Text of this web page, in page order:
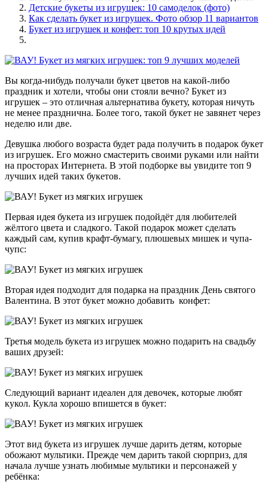
Детские букеты из игрушек: 10 самоделок (фото)
Как сделать букет из игрушек. Фото обзор 11 вариантов
Букет из игрушек и конфет: топ 10 крутых идей
Вы когда-нибудь получали букет цветов на какой-либо
праздник и хотели, чтобы они стояли вечно? Букет из
игрушек – это отличная альтернатива букету, которая ничуть
не менее празднична. Более того, такой букет не завянет через
неделю или две.
Девушка любого возраста будет рада получить в подарок букет
из игрушек. Его можно смастерить своими руками или найти
на просторах Интернета. В этой подборке вы увидите топ 9
лучших идей таких букетов.
Первая идея букета из игрушек подойдёт для любителей
жёлтого цвета и сладкого. Такой подарок может сделать
каждый сам, купив крафт-бумагу, плюшевых мишек и чупа-
чупс:
Вторая идея подходит для подарка на праздник День святого
Валентина. В этот букет можно добавить конфет:
Третья модель букета из игрушек можно подарить на свадьбу
ваших друзей:
Следующий вариант идеален для девочек, которые любят
кукол. Кукла хорошо впишется в букет:
Этот вид букета из игрушек лучше дарить детям, которые
обожают мультики. Прежде чем дарить такой сюрприз, для
начала лучше узнать любимые мультики и персонажей у
ребёнка: